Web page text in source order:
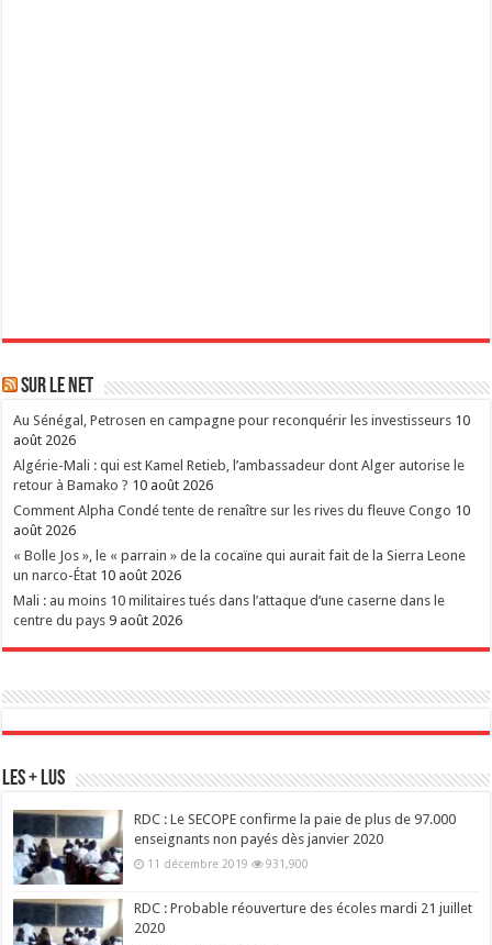
Sur le Net
Au Sénégal, Petrosen en campagne pour reconquérir les investisseurs 10
août 2026
Algérie-Mali : qui est Kamel Retieb, l’ambassadeur dont Alger autorise le
retour à Bamako ? 10 août 2026
Comment Alpha Condé tente de renaître sur les rives du fleuve Congo 10
août 2026
« Bolle Jos », le « parrain » de la cocaïne qui aurait fait de la Sierra Leone
un narco-État 10 août 2026
Mali : au moins 10 militaires tués dans l’attaque d’une caserne dans le
centre du pays 9 août 2026
Les + Lus
RDC : Le SECOPE confirme la paie de plus de 97.000
enseignants non payés dès janvier 2020
11 décembre 2019 931,900
RDC : Probable réouverture des écoles mardi 21 juillet
2020